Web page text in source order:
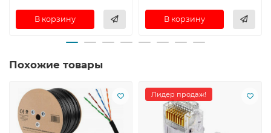
В корзину В корзину
Похожие товары
Лидер продаж!